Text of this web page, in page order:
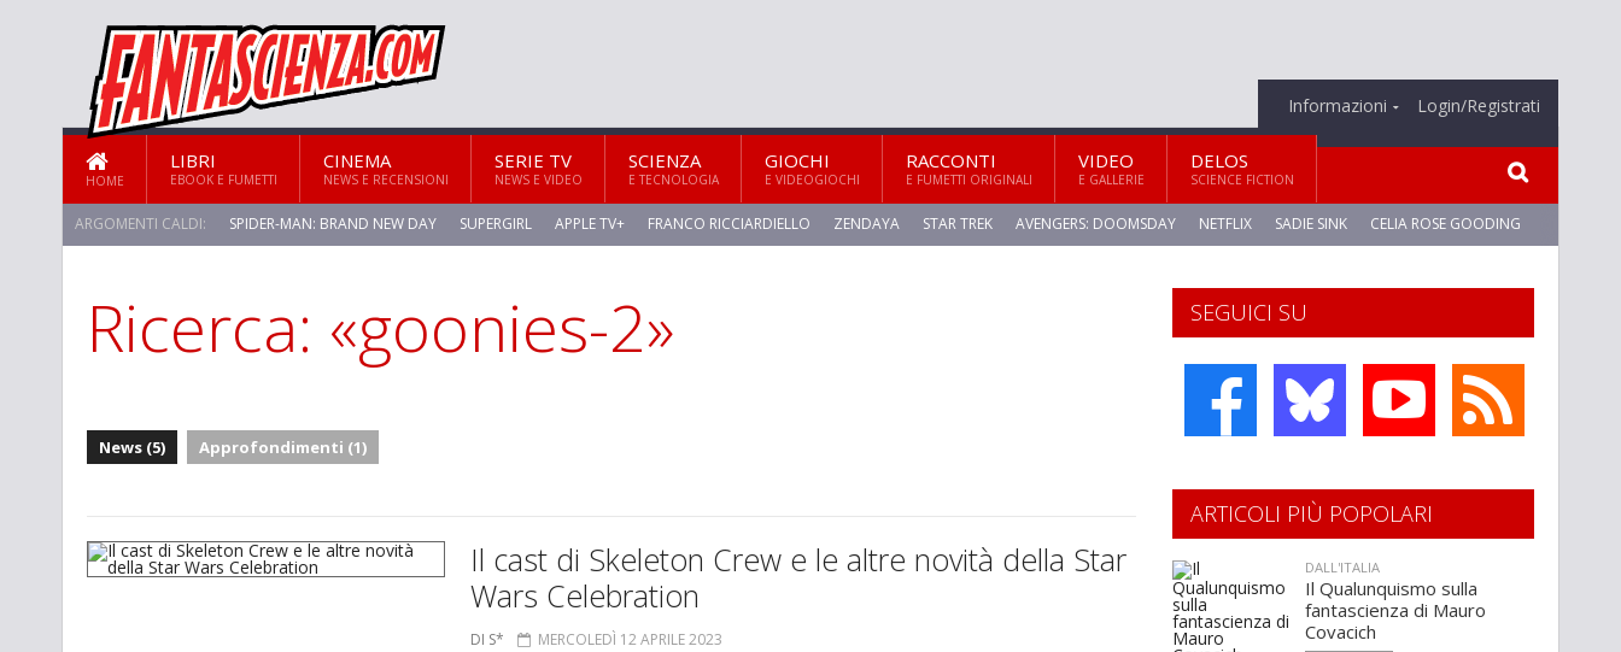
Informazioni Login/Registrati
HOME
LIBRI
EBOOK E FUMETTI
CINEMA
NEWS E RECENSIONI
SERIE TV
NEWS E VIDEO
SCIENZA
E TECNOLOGIA
GIOCHI
E VIDEOGIOCHI
RACCONTI
E FUMETTI ORIGINALI
VIDEO
E GALLERIE
DELOS
SCIENCE FICTION
ARGOMENTI CALDI: SPIDER-MAN: BRAND NEW DAY SUPERGIRL APPLE TV+ FRANCO RICCIARDIELLO ZENDAYA STAR TREK AVENGERS: DOOMSDAY NETFLIX SADIE SINK CELIA ROSE GOODING
Ricerca: «goonies-2»
News (5) Approfondimenti (1)
Il cast di Skeleton Crew e le altre novità della Star
Wars Celebration
DI S* MERCOLEDÌ 12 APRILE 2023
SEGUICI SU
ARTICOLI PIÙ POPOLARI
DALL'ITALIA
Il Qualunquismo sulla
fantascienza di Mauro
Covacich